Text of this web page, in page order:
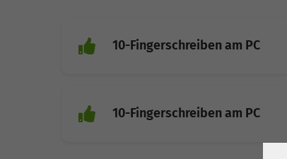
10-Fingerschreiben am PC
10-Fingerschreiben am PC